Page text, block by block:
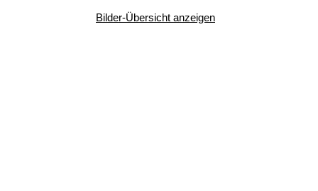
Bilder-Übersicht anzeigen